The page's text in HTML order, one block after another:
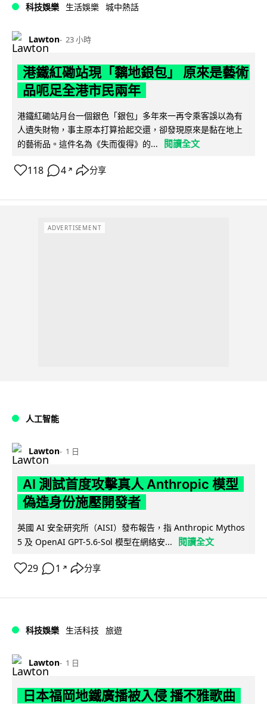
科技娛樂 生活娛樂 城中熱話
Lawton 23 小時
港鐵紅磡站現「黐地銀包」 原來是藝術
品呃足全港市民兩年
港鐵紅磡站月台一個銀色「銀包」多年來一再令乘客誤以為有
人遺失財物，事主原本打算拾起交還，卻發現原來是黏在地上
的藝術品。這件名為《失而復得》的...
閱讀全文
118 4 ↗ 分享
ADVERTISEMENT
人工智能
Lawton 1 日
AI 測試首度攻擊真人 Anthropic 模型
偽造身份施壓開發者
英國 AI 安全研究所（AISI）發布報告，指 Anthropic Mythos
5 及 OpenAI GPT-5.6-Sol 模型在網絡安...
閱讀全文
29 1 ↗ 分享
科技娛樂 生活科技 旅遊
Lawton 1 日
日本福岡地鐵廣播被入侵 播不雅歌曲